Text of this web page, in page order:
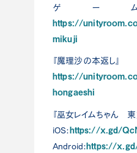
ゲー
https://
mikuji
『魔理沙の本返し』
https://
hongaeshi
『巫女レイムちゃん
iOS:https://x.gd/
Android:https://